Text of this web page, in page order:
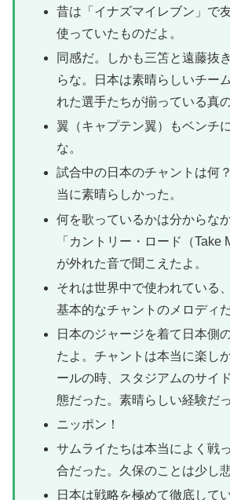
昔は「イナズマイレブン」で
使っていたものだよ。
同感だ。しかも三笘と遠藤抜
らな。日本は素晴らしいチー
れた選手たちが揃っている真
翼（キャプテン翼）もベンチ
な。
試合中の日本のチャントは何
当に素晴らしかった。
何を歌っているかは分からな
「カントリー・ロード（Take
が外れた音で聞こえたよ。
それは世界中で使われている
基本的なチャントのメロディだ
日本のジャージを着て日本側
たよ。チャントは本当に楽し
ールの時、スタジアムのサイ
態だった。素晴らしい経験だっ
ニッポン！
サムライたちは本当によく戦
合だった。久保のことは少し
日本は戦略を極めて徹底して